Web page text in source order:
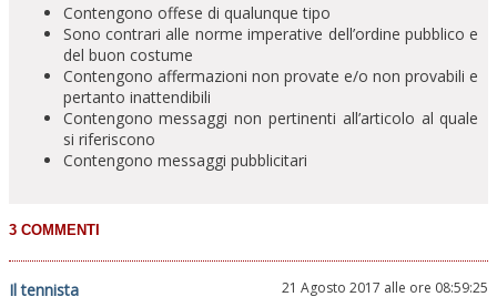
Contengono offese di qualunque tipo
Sono contrari alle norme imperative dell’ordine pubblico e
del buon costume
Contengono affermazioni non provate e/o non provabili e
pertanto inattendibili
Contengono messaggi non pertinenti all’articolo al quale
si riferiscono
Contengono messaggi pubblicitari
Il tennista 21 Agosto 2017 alle ore 08:59:25